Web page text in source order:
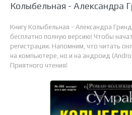
Колыбельная - Александра
Книгу Колыбельная - Александра
бесплатно полную версию! Чтобы
регистрации. Напомним, что читать
на компьютере, но и на андроид
Приятного чтения!